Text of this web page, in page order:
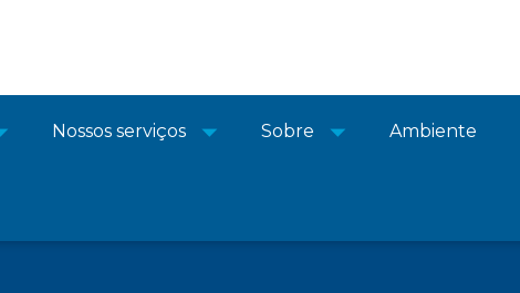
Nossos serviços Sobre Ambiente